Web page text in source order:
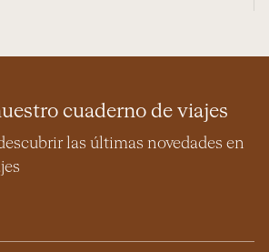
cuaderno de viajes
las últimas novedades en